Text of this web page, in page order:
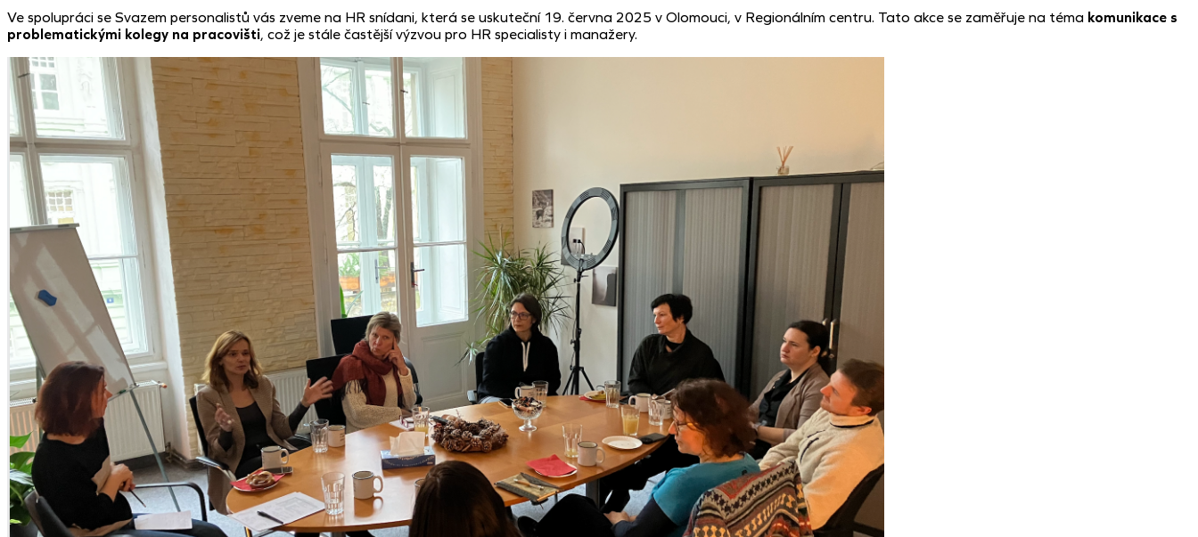
Ve spolupráci se Svazem personalistů vás zveme na HR snídani, která se uskuteční 19. června 2025 v Olomouci, v Regionálním centru. Tato akce se zaměřuje na téma komunikace s
problematickými kolegy na pracovišti, což je stále častější výzvou pro HR specialisty i manažery.